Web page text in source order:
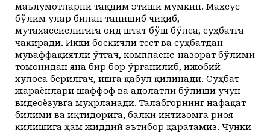
маълумотларни тақдим этиши мумкин. Махсус
бўлим улар билан танишиб чиқиб,
мутахассислигига оид штат бўш бўлса, суҳбатга
чақиради. Икки босқичли тест ва суҳбатдан
муваффақиятли ўтгач, комплаенс-назорат бўлими
томонидан яна бир бор ўрганилиб, ижобий
хулоса берилгач, ишга қабул қилинади. Суҳбат
жараёнлари шаффоф ва адолатли бўлиши учун
видеоёзувга муҳрланади. Талабгорнинг нафақат
билими ва иқтидорига, балки интизомга риоя
қилишига ҳам жиддий эътибор қаратамиз. Чунки